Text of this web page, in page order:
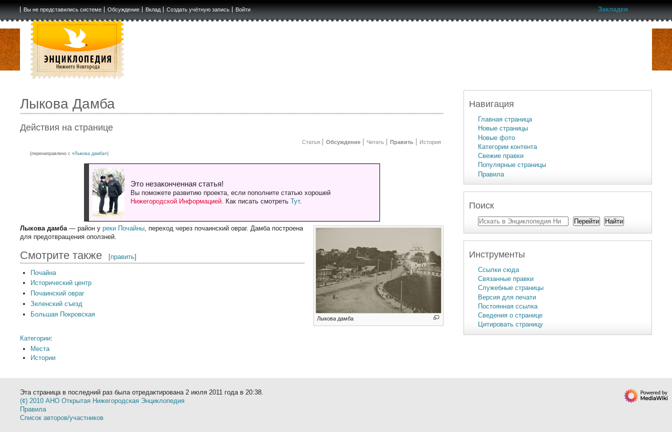
Вы не представились системе Обсуждение Вклад Создать учётную запись Войти Закладки
Лыкова Дамба
Действия на странице
Статья Обсуждение Читать Править История
(перенаправлено с «Лыкова дамба»)
Это незаконченная статья!
Вы поможете развитию проекта, если пополните статью хорошей
Нижегородской Информацией. Как писать смотреть Тут.
Лыкова дамба
Лыкова дамба— район уреки Почайны, переход через почаинский овраг. Дамба построена
для предотвращения оползней.
Смотрите также [править]
Почайна
Исторический центр
Почаинский овраг
Зеленский съезд
Большая Покровская
Категории:
Места
Истории
Навигация
Главная страница
Новые страницы
Новые фото
Категории контента
Свежие правки
Популярные страницы
Правила
Поиск
Инструменты
Ссылки сюда
Связанные правки
Служебные страницы
Версия для печати
Постоянная ссылка
Сведения о странице
Цитировать страницу
Эта страница в последний раз была отредактирована 2 июля 2011 года в 20:38.
(¢) 2010 АНО Открытая Нижегородская Энциклопедия
Правила
Список авторов/участников